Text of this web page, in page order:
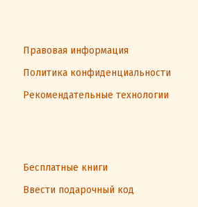
Правовая информация
Политика конфиденциальности
Рекомендательные технологии
Бесплатные книги
Ввести подарочный код